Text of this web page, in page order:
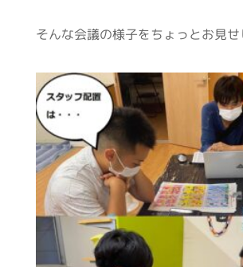
そんな会議の様子をちょっとお見せ